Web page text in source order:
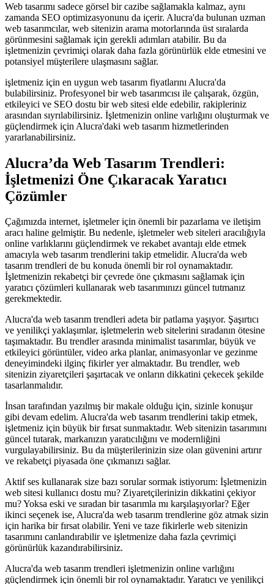
Web tasarımı sadece görsel bir cazibe sağlamakla kalmaz, aynı
zamanda SEO optimizasyonunu da içerir. Alucra'da bulunan uzman
web tasarımcılar, web sitenizin arama motorlarında üst sıralarda
görünmesini sağlamak için gerekli adımları atabilir. Bu da
işletmenizin çevrimiçi olarak daha fazla görünürlük elde etmesini ve
potansiyel müşterilere ulaşmasını sağlar.
işletmeniz için en uygun web tasarım fiyatlarını Alucra'da
bulabilirsiniz. Profesyonel bir web tasarımcısı ile çalışarak, özgün,
etkileyici ve SEO dostu bir web sitesi elde edebilir, rakipleriniz
arasından sıyrılabilirsiniz. İşletmenizin online varlığını oluşturmak ve
güçlendirmek için Alucra'daki web tasarım hizmetlerinden
yararlanabilirsiniz.
Alucra’da Web Tasarım Trendleri:
İşletmenizi Öne Çıkaracak Yaratıcı
Çözümler
Çağımızda internet, işletmeler için önemli bir pazarlama ve iletişim
aracı haline gelmiştir. Bu nedenle, işletmeler web siteleri aracılığıyla
online varlıklarını güçlendirmek ve rekabet avantajı elde etmek
amacıyla web tasarım trendlerini takip etmelidir. Alucra'da web
tasarım trendleri de bu konuda önemli bir rol oynamaktadır.
İşletmenizin rekabetçi bir çevrede öne çıkmasını sağlamak için
yaratıcı çözümleri kullanarak web tasarımınızı güncel tutmanız
gerekmektedir.
Alucra'da web tasarım trendleri adeta bir patlama yaşıyor. Şaşırtıcı
ve yenilikçi yaklaşımlar, işletmelerin web sitelerini sıradanın ötesine
taşımaktadır. Bu trendler arasında minimalist tasarımlar, büyük ve
etkileyici görüntüler, video arka planlar, animasyonlar ve gezinme
deneyimindeki ilginç fikirler yer almaktadır. Bu trendler, web
sitenizin ziyaretçileri şaşırtacak ve onların dikkatini çekecek şekilde
tasarlanmalıdır.
İnsan tarafından yazılmış bir makale olduğu için, sizinle konuşur
gibi devam edelim. Alucra'da web tasarım trendlerini takip etmek,
işletmeniz için büyük bir fırsat sunmaktadır. Web sitenizin tasarımını
güncel tutarak, markanızın yaratıcılığını ve modernliğini
vurgulayabilirsiniz. Bu da müşterilerinizin size olan güvenini artırır
ve rekabetçi piyasada öne çıkmanızı sağlar.
Aktif ses kullanarak size bazı sorular sormak istiyorum: İşletmenizin
web sitesi kullanıcı dostu mu? Ziyaretçilerinizin dikkatini çekiyor
mu? Yoksa eski ve sıradan bir tasarımla mı karşılaşıyorlar? Eğer
ikinci seçenek ise, Alucra'da web tasarım trendlerine göz atmak sizin
için harika bir fırsat olabilir. Yeni ve taze fikirlerle web sitenizin
tasarımını canlandırabilir ve işletmenize daha fazla çevrimiçi
görünürlük kazandırabilirsiniz.
Alucra'da web tasarım trendleri işletmenizin online varlığını
güçlendirmek için önemli bir rol oynamaktadır. Yaratıcı ve yenilikçi